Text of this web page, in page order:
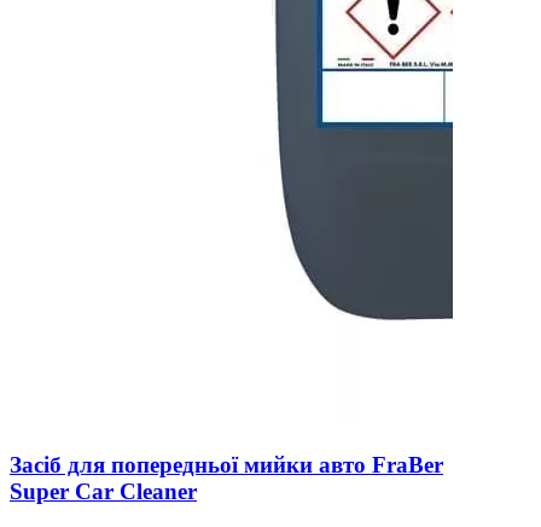
Засіб для попередньої мийки авто FraBer
Super Car Cleaner